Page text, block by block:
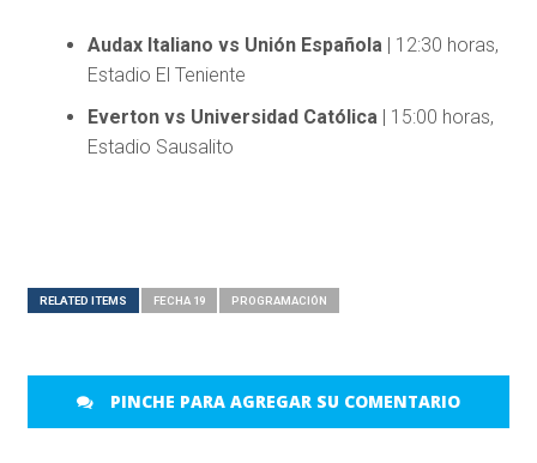
Audax Italiano vs Unión Española| 12:30 horas,
Estadio El Teniente
Everton vs Universidad Católica| 15:00 horas,
Estadio Sausalito
RELATED ITEMS FECHA 19 PROGRAMACIÓN
PINCHE PARA AGREGAR SU COMENTARIO